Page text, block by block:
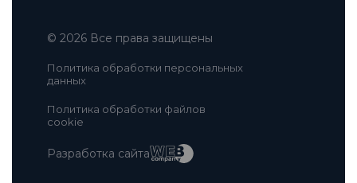
© 2026 Все права защищены
Политика обработки персональных
данных
Политика обработки файлов
сookie
Разработка сайта